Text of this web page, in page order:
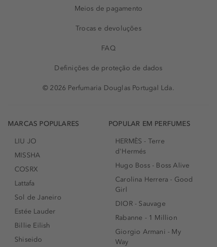
Meios de pagamento
Trocas e devoluções
FAQ
Definições de proteção de dados
© 2026 Perfumaria Douglas Portugal Lda.
MARCAS POPULARES
LIU JO
MISSHA
COSRX
Lattafa
Sol de Janeiro
Estée Lauder
Billie Eilish
Shiseido
POPULAR EM PERFUMES
HERMÈS - Terre
d'Hermés
Hugo Boss - Boss Alive
Carolina Herrera - Good
Girl
DIOR - Sauvage
Rabanne - 1 Million
Giorgio Armani - My
Way